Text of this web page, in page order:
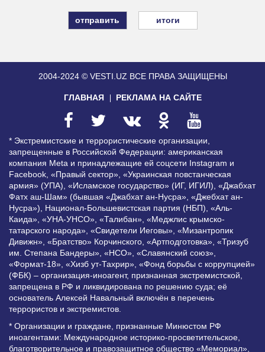
итоги
2004-2024 © VESTI.UZ ВСЕ ПРАВА ЗАЩИЩЕНЫ
ГЛАВНАЯ РЕКЛАМА НА САЙТЕ
* Экстремистские и террористические организации,
запрещенные в Российской Федерации: американская
компания Meta и принадлежащие ей соцсети Instagram и
Facebook, «Правый сектор», «Украинская повстанческая
армия» (УПА), «Исламское государство» (ИГ, ИГИЛ), «Джабхат
Фатх аш-Шам» (бывшая «Джабхат ан-Нусра», «Джебхат ан-
Нусра»), Национал-Большевистская партия (НБП), «Аль-
Каида», «УНА-УНСО», «Талибан», «Меджлис крымско-
татарского народа», «Свидетели Иеговы», «Мизантропик
Дивижн», «Братство» Корчинского, «Артподготовка», «Тризуб
им. Степана Бандеры», «НСО», «Славянский союз»,
«Формат-18», «Хизб ут-Тахрир», «Фонд борьбы с коррупцией»
(ФБК) – организация-иноагент, признанная экстремистской,
запрещена в РФ и ликвидирована по решению суда; её
основатель Алексей Навальный включён в перечень
террористов и экстремистов.
* Организации и граждане, признанные Минюстом РФ
иноагентами: Международное историко-просветительское,
благотворительное и правозащитное общество «Мемориал»,